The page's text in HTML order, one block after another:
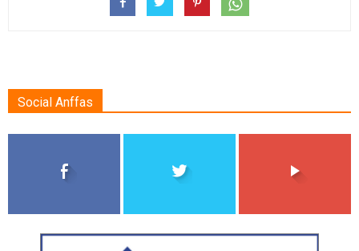
Social Anffas